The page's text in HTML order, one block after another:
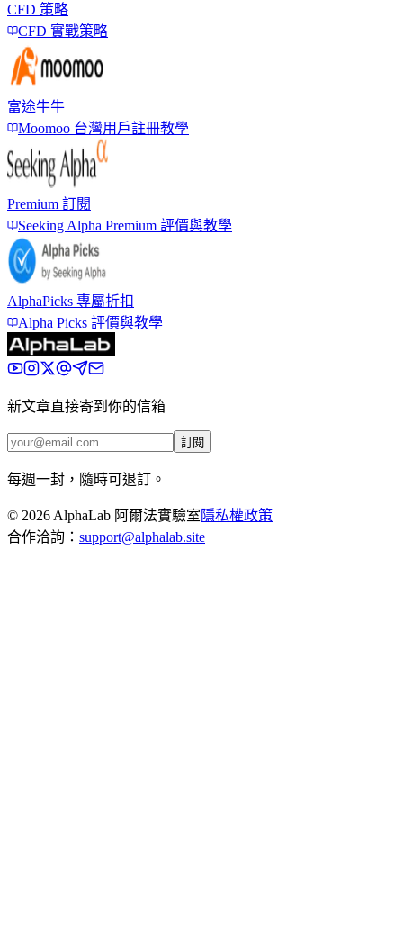
CFD 策略
CFD 實戰策略
富途牛牛
Moomoo 台灣用戶註冊教學
Premium 訂閱
Seeking Alpha Premium 評價與教學
AlphaPicks 專屬折扣
Alpha Picks 評價與教學
新文章直接寄到你的信箱
訂閱
每週一封，隨時可退訂。
© 2026 AlphaLab 阿爾法實驗室隱私權政策
合作洽詢： support@alphalab.site